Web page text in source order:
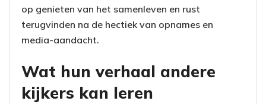
op genieten van het samenleven en rust
terugvinden na de hectiek van opnames en
media-aandacht.
Wat hun verhaal andere
kijkers kan leren